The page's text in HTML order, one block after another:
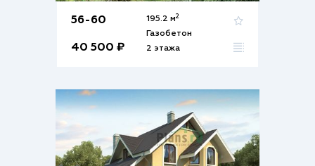
56-60
40 500 ₽
195.2 м2
Газобетон
2 этажа